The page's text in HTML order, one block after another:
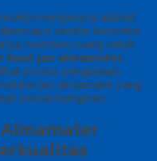
mempunyai alamat
Vendor konveksi
memberi ruang untuk
buat jas almamater
proses pengerjaan
jas almamater yang
sesuai keinginan